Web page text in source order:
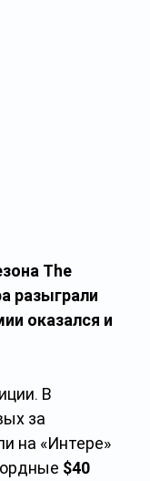
The
разыграли
оказался и
В
за
на «Интере»
$40